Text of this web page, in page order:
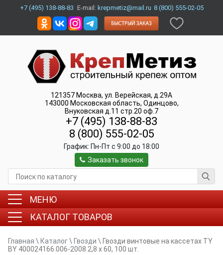
+7 (495) 138-88-83 E-mail: krepmetiz@mail.ru 8 (800) 555-02-05
121357 Москва, ул. Верейская, д.29А
143000 Московская область, Одинцово,
Внуковская д.11 стр.20 оф.7
+7 (495) 138-88-83
8 (800) 555-02-05
График: Пн-Пт c 9:00 до 18:00
Заказать звонок
МЕНЮ
КАТАЛОГ ТОВАРОВ
Главная \ Каталог\ Гвозди \ Гвозди винтовые на кассетах TY
BY 400024166.006-2008 2,8 x 60, 100 шт.